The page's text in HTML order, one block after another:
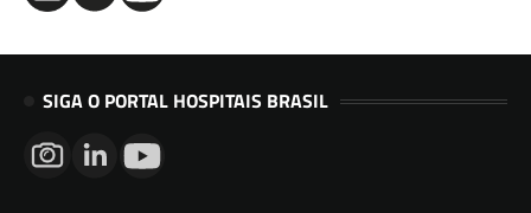
SIGA O PORTAL HOSPITAIS BRASIL